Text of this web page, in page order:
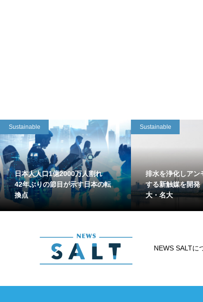
Sustainable
日本人人口1億2000万人割れ
42年ぶりの節目が示す日本の転
換点
Sustainable
排水を浄化しアン
する新触媒を開
大・名大
NEWS SALTに